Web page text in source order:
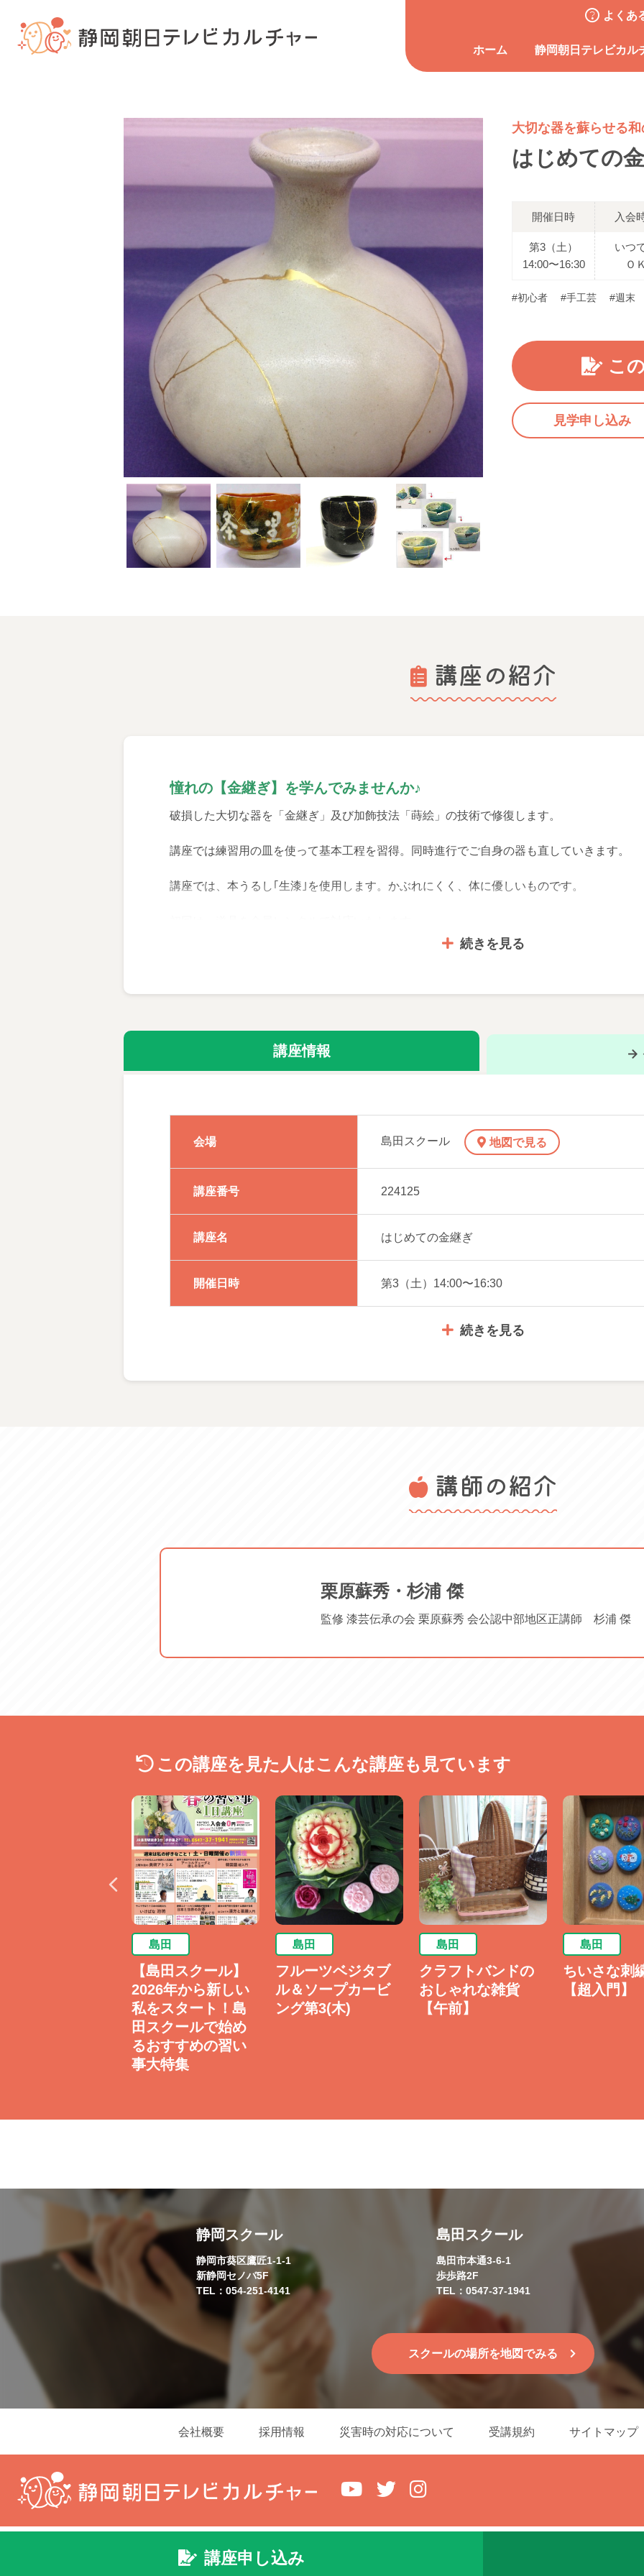
よくあ
ホーム 静岡朝日テレビカル
大切な器を蘇らせる
はじめての
開催日時 入会
第3（土）
14:00〜16:30
いつ
Ｏ
#初心者 #手工芸 #週末
こ
見学申し込み
講座の紹介
憧れの【金継ぎ】を学んでみませんか♪
破損した大切な器を「金継ぎ」及び加飾技法「蒔絵」の技術で修復します。
講座では練習用の皿を使って基本工程を習得。同時進行でご自身の器も直していきます。
講座では、本うるし｢生漆｣を使用します。かぶれにくく、体に優しいものです。
体験料：5,940円(練習用の器等の教材費込）
※1週間前までに要予約
◆体験レッスンQ＆A
相談のための持参なら構いません。（修復作業は行いません）
基礎工程の6回の中でも、一部、自分の器を直していきます。
◆本コース（6か月）カリキュラム
2回目 欠けた部分の欠埋め
続きを見る
講座情報
会場 島田スクール 地図で見る
講座番号 224125
講座名 はじめての金継ぎ
開催日時 第3（土）14:00〜16:30
続きを見る
筆記用具 汚れても良い服装
ご案内
講師の紹介
栗原蘇秀・杉浦 傑
監修 漆芸伝承の会 栗原蘇秀 会公認中部地区正講師 杉浦 傑
この講座を見た人はこんな講座も見ています
島田
【島田スクール】
2026年から新しい
私をスタート！島
田スクールで始め
るおすすめの習い
事大特集
島田
フルーツベジタブ
ル＆ソープカービ
ング第3(木)
島田
クラフトバンドの
おしゃれな雑貨
【午前】
島田
ちいさな刺
【超入門】
講座申し込み
静岡スクール
静岡市葵区鷹匠1-1-1
新静岡セノバ5F
TEL：054-251-4141
島田スクール
島田市本通3-6-1
歩歩路2F
TEL：0547-37-1941
スクールの場所を地図でみる
会社概要 採用情報 災害時の対応について 受講規約 サイトマップ